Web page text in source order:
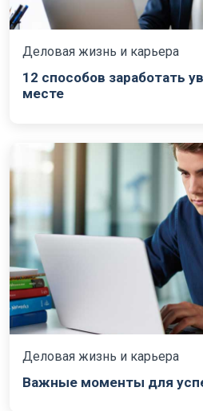
Деловая жизнь и карьера
12 способов заработать
месте
Деловая жизнь и карьера
Важные моменты для